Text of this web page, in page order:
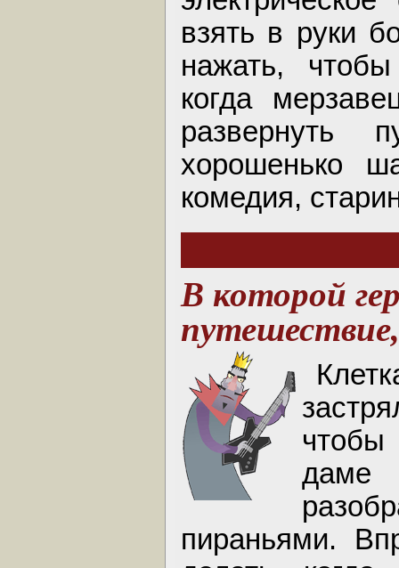
взять в руки
нажать,
когда
хорошенько
комедия,
В которой
чтобы
даме
пираньями.